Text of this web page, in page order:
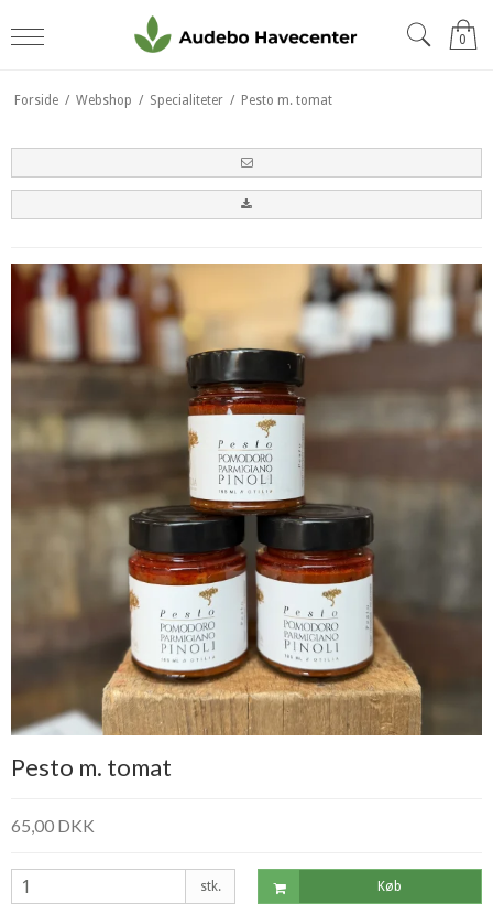
0
Forside / Webshop / Specialiteter / Pesto m. tomat
Pesto m. tomat
65,00 DKK
stk. Køb